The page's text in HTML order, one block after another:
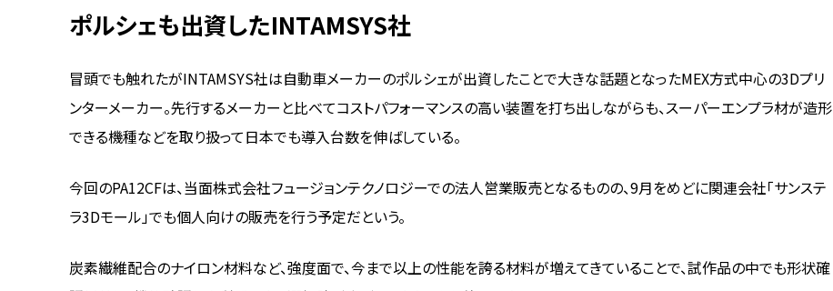
ポルシェも出資したINTAMSYS社
冒頭でも触れたがINTAMSYS社は自動車メーカーのポルシェが出資したことで大きな話題となったMEX方式中心の3Dプリ
ンターメーカー。先行するメーカーと比べてコストパフォーマンスの高い装置を打ち出しながらも、スーパーエンプラ材が造形
できる機種などを取り扱って日本でも導入台数を伸ばしている。
今回のPA12CFは、当面株式会社フュージョンテクノロジーでの法人営業販売となるものの、9月をめどに関連会社「サンステ
ラ3Dモール」でも個人向けの販売を行う予定だという。
炭素繊維配合のナイロン材料など、強度面で、今まで以上の性能を誇る材料が増えてきていることで、試作品の中でも形状確